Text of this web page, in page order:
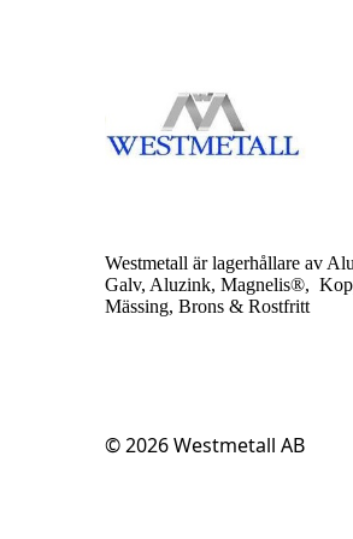
Westmetall är lagerhållare av
Galv, Aluzink, Magnelis®,
Mässing, Brons & Rostfritt
© 2026Westmetall AB